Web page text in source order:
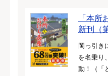
「本所
新刊（
岡っ引き
を名乗り
動！（「